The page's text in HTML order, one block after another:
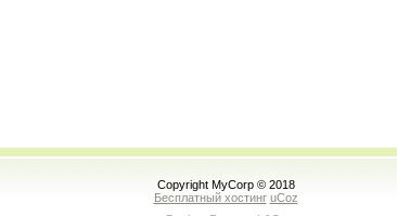
Copyright MyCorp © 2018
Бесплатный хостинг uCoz